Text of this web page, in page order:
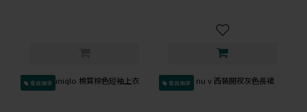
會員獨享 會員獨享